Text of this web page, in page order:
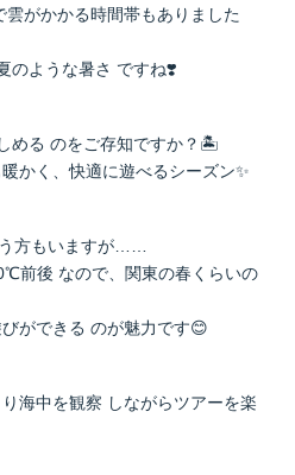
がかかる時間帯もありました
のような暑さ ですね❣️
める のをご存知ですか？🏝️
かく、快適に遊べるシーズン✨
う方もいますが……
前後 なので、関東の春くらいの
ができる のが魅力です😊
海中を観察 しながらツアーを楽